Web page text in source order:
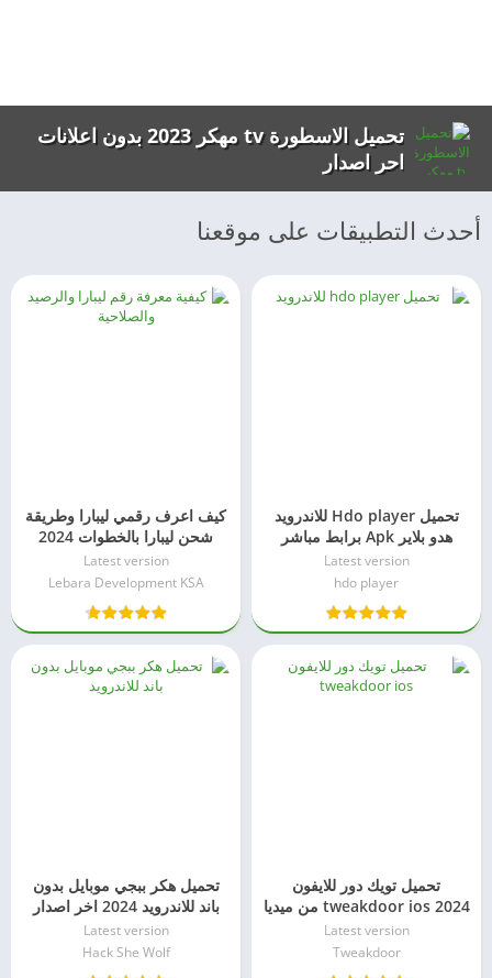
تحميل الاسطورة tv مهكر 2023 بدون اعلانات
احر اصدار
أحدث التطبيقات على موقعنا
تحميل Hdo player للاندرويد
هدو بلاير Apk برابط مباشر
2023
Latest version
hdo player
كيف اعرف رقمي ليبارا وطريقة
شحن ليبارا بالخطوات 2024
Latest version
Lebara Development KSA‏
تحميل تويك دور للايفون
tweakdoor ios 2024 من ميديا
فاير
Latest version
Tweakdoor
تحميل هكر ببجي موبايل بدون
باند للاندرويد 2024 اخر اصدار
Latest version
Hack She Wolf